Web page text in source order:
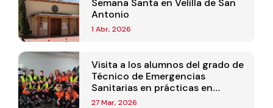
Semana Santa en Velilla de San
Antonio
1 Abr, 2026
Visita a los alumnos del grado de
Técnico de Emergencias
Sanitarias en prácticas en
Protección Civil de Velilla
27 Mar, 2026